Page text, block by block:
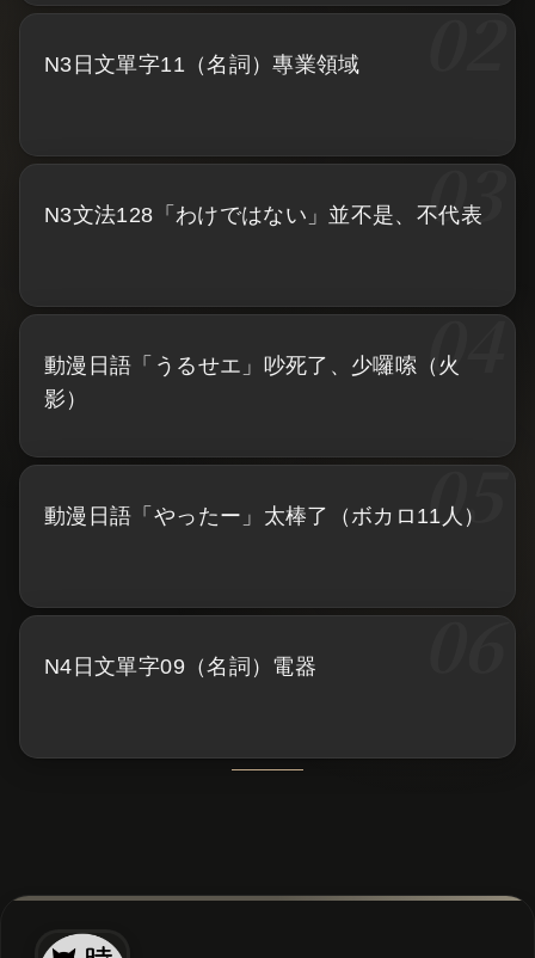
N3日文單字11（名詞）專業領域
N3文法128「わけではない」並不是、不代表
動漫日語「うるせエ」吵死了、少囉嗦（火
影）
動漫日語「やったー」太棒了（ボカロ11人）
N4日文單字09（名詞）電器